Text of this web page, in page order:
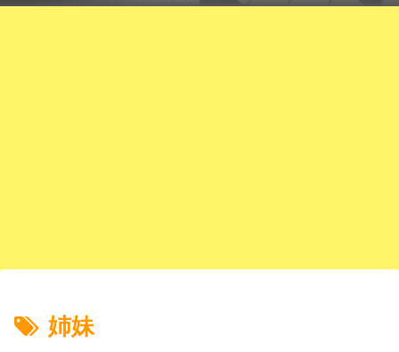
姉妹